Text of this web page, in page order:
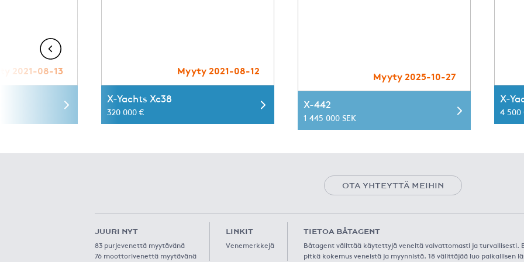
2021-08-13 Myyty 2021-08-12
X-Yachts Xc38
320 000 €
Myyty 2025-10-27
X-442
1 445 000 SEK
X-
4 500
OTA YHTEYTTÄ MEIHIN
JUURI NYT
83 purjevenettä myytävänä
76 moottorivenettä myytävänä
LINKIT
Venemerkkejä
TIETOA BÅTAGENT
Båtagent välittää käytettyjä veneitä vaivattomasti ja turvallisesti.
pitkä kokemus veneistä ja myynnistä. 18 välittäjää luo paikallisen